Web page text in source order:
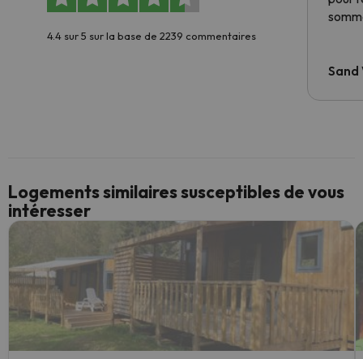
4.4 sur 5 sur la base de 2239 commentaires
Sand
Logements similaires susceptibles de vous
intéresser